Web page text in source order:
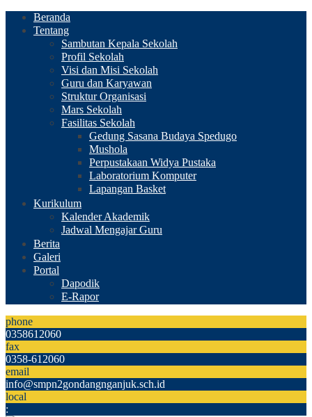
Beranda
Tentang
Sambutan Kepala Sekolah
Profil Sekolah
Visi dan Misi Sekolah
Guru dan Karyawan
Struktur Organisasi
Mars Sekolah
Fasilitas Sekolah
Gedung Sasana Budaya Spedugo
Mushola
Perpustakaan Widya Pustaka
Laboratorium Komputer
Lapangan Basket
Kurikulum
Kalender Akademik
Jadwal Mengajar Guru
Berita
Galeri
Portal
Dapodik
E-Rapor
phone
0358612060
fax
0358-612060
email
info@smpn2gondangnganjuk.sch.id
local
: